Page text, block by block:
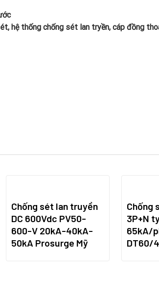
hệ thống chống sét lan tryền, cáp đồng
Chống sét lan truyền
DC 600Vdc PV50-
600-V 20kA-40kA-
50kA Prosurge Mỹ
Chống
3P+N
65kA/
DT60/